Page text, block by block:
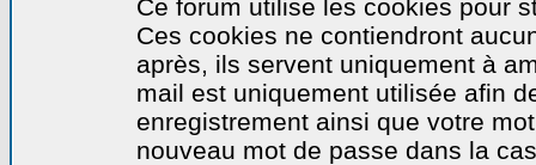
Ce forum utilise les cookies pour
Ces cookies ne contiendront
après, ils servent uniquement à
mail est uniquement utilisée afin
enregistrement ainsi que votre
nouveau mot de passe dans la